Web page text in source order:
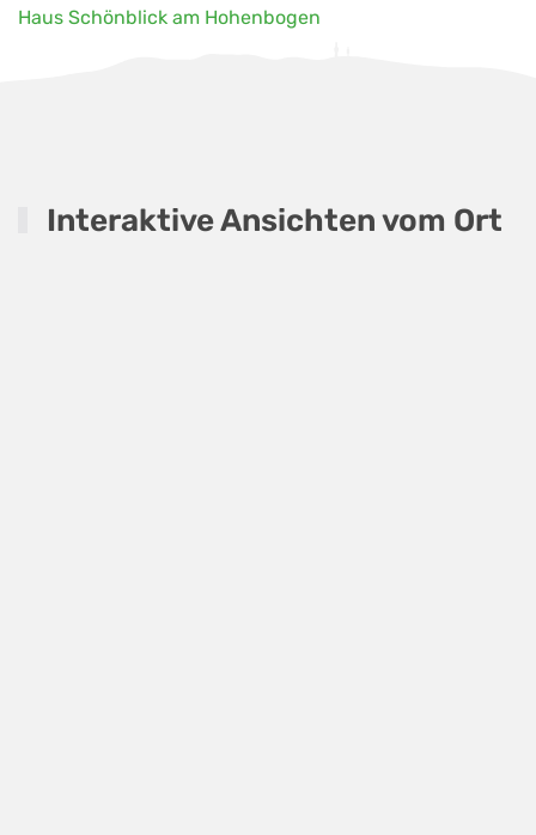
Haus Schönblick am Hohenbogen
Interaktive Ansichten vom Ort